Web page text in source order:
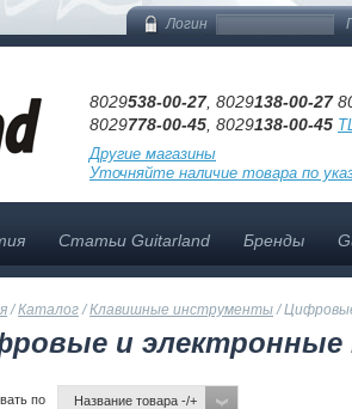
Логин
8029538-00-27, 8029138-00-27
8029778-00-45 , 8029138-00-45
Другие магазины
Уточняйте наличие товара по
Статьи Guitarland Бренды
/Каталог/Клавишные инструменты/
и электронные
по Название товара -/+